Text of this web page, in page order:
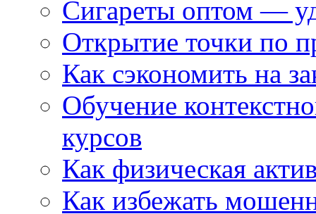
Сигареты оптом —
Открытие точки по
Как сэкономить на
Обучение
курсов
Как физическая
Как избежать